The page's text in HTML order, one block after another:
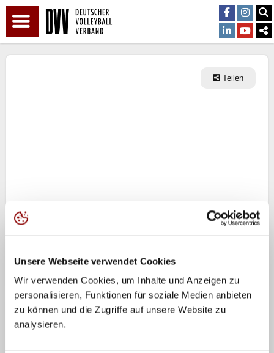
Unsere Webseite verwendet Cookies
Wir verwenden Cookies, um Inhalte und Anzeigen zu
personalisieren, Funktionen für soziale Medien anbieten
zu können und die Zugriffe auf unsere Website zu
analysieren.
Teilen
2014 OSTERBURG